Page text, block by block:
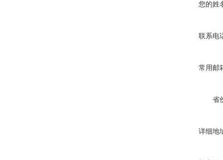
您的姓
联系电
常用邮
省
详细地